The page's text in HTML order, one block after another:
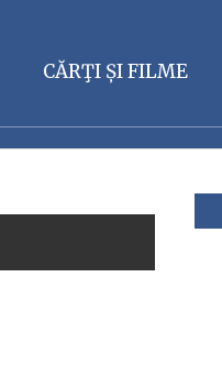
CĂRŢI ȘI FILME